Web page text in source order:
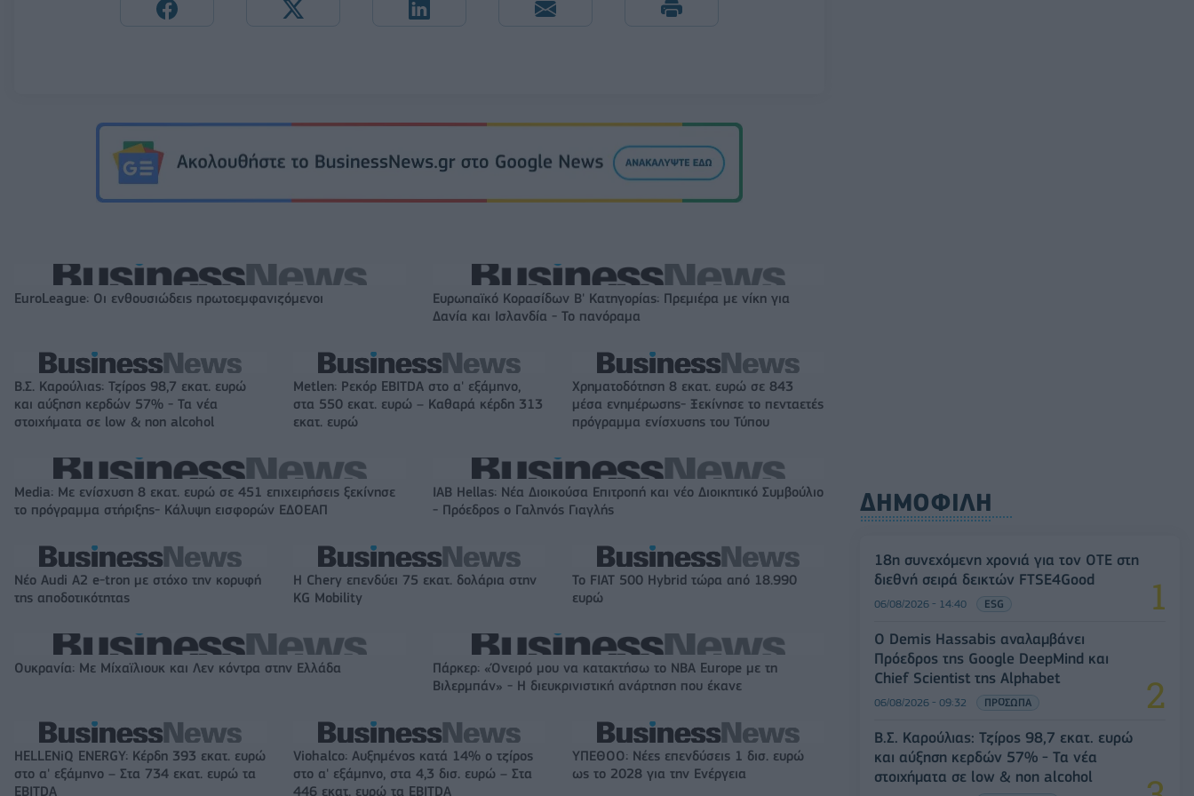
EuroLeague: Οι ενθουσιώδεις πρωτοεμφανιζόμενοι
Ευρωπαϊκό Κορασίδων Β' Κατηγορίας: Πρεμιέρα με νίκη για
Δανία και Ισλανδία - Το πανόραμα
Β.Σ. Καρούλιας: Τζίρος 98,7 εκατ. ευρώ
και αύξηση κερδών 57% - Τα νέα
στοιχήματα σε low & non alcohol
Metlen: Ρεκόρ EBITDA στο α' εξάμηνο,
στα 550 εκατ. ευρώ – Καθαρά κέρδη 313
εκατ. ευρώ
Χρηματοδότηση 8 εκατ. ευρώ σε 843
μέσα ενημέρωσης- Ξεκίνησε το πενταετές
πρόγραμμα ενίσχυσης του Τύπου
Media: Με ενίσχυση 8 εκατ. ευρώ σε 451 επιχειρήσεις ξεκίνησε
το πρόγραμμα στήριξης- Κάλυψη εισφορών ΕΔΟΕΑΠ
IAB Hellas: Νέα Διοικούσα Επιτροπή και νέο Διοικητικό Συμβούλιο
- Πρόεδρος ο Γαληνός Γιαγλής
Νέο Audi A2 e-tron με στόχο την κορυφή
της αποδοτικότητας
Η Chery επενδύει 75 εκατ. δολάρια στην
KG Mobility
Το FIAT 500 Hybrid τώρα από 18.990
ευρώ
Ουκρανία: Με Μίχαϊλιουκ και Λεν κόντρα στην Ελλάδα
Πάρκερ: «Όνειρό μου να κατακτήσω το ΝΒΑ Europe με τη
Βιλερμπάν» - Η διευκρινιστική ανάρτηση που έκανε
HELLENiQ ENERGY: Κέρδη 393 εκατ. ευρώ
στο α' εξάμηνο – Στα 734 εκατ. ευρώ τα
EBITDA
Viohalco: Αυξημένος κατά 14% ο τζίρος
στο α' εξάμηνο, στα 4,3 δισ. ευρώ – Στα
446 εκατ. ευρώ τα EBITDA
ΥΠΕΘΟΟ: Νέες επενδύσεις 1 δισ. ευρώ
ως το 2028 για την Ενέργεια
ΔΗΜΟΦΙΛΗ
18η συνεχόμενη χρονιά για τον ΟΤΕ στη
διεθνή σειρά δεικτών FTSE4Good
06/08/2026 - 14:40 ESG
Ο Demis Hassabis αναλαμβάνει
Πρόεδρος της Google DeepMind και
Chief Scientist της Alphabet
06/08/2026 - 09:32 ΠΡΟΣΩΠΑ
Β.Σ. Καρούλιας: Τζίρος 98,7 εκατ. ευρώ
και αύξηση κερδών 57% - Τα νέα
στοιχήματα σε low & non alcohol